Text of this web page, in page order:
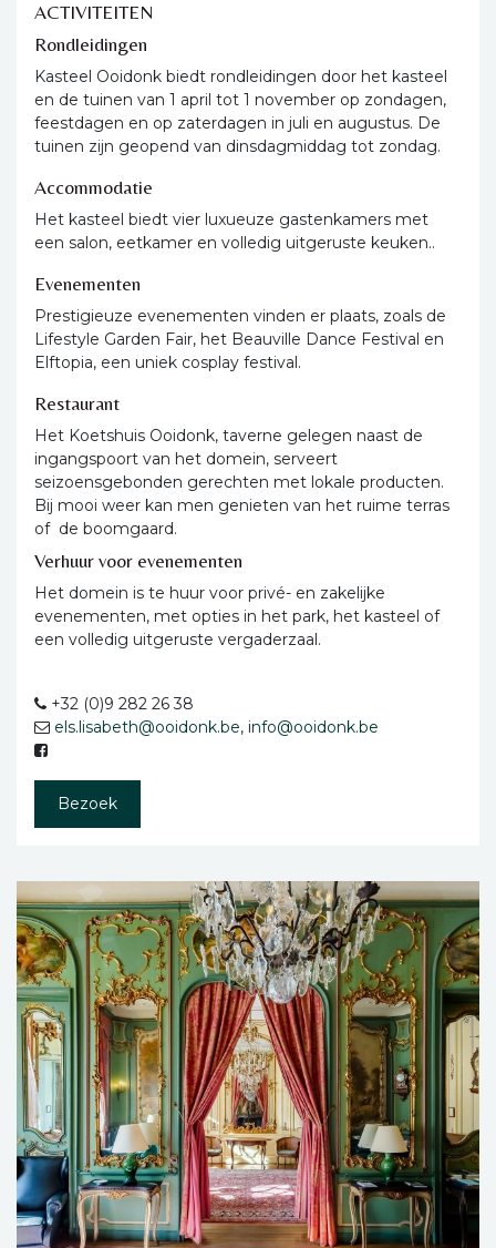
ACTIVITEITEN
Rondleidingen
Kasteel Ooidonk biedt rondleidingen door het kasteel
en de tuinen van 1 april tot 1 november op zondagen,
feestdagen en op zaterdagen in juli en augustus. De
tuinen zijn geopend van dinsdagmiddag tot zondag.
Accommodatie
Het kasteel biedt vier luxueuze gastenkamers met
een salon, eetkamer en volledig uitgeruste keuken..
Evenementen
Prestigieuze evenementen vinden er plaats, zoals de
Lifestyle Garden Fair, het Beauville Dance Festival en
Elftopia, een uniek cosplay festival.
Restaurant
Het Koetshuis Ooidonk, taverne gelegen naast de
ingangspoort van het domein, serveert
seizoensgebonden gerechten met lokale producten.
Bij mooi weer kan men genieten van het ruime terras
of de boomgaard.
Verhuur voor evenementen
Het domein is te huur voor privé- en zakelijke
evenementen, met opties in het park, het kasteel of
een volledig uitgeruste vergaderzaal.
+32 (0)9 282 26 38
els.lisabeth@ooidonk.be, info@ooidonk.be
Bezoek